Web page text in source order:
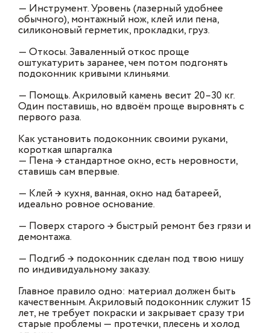
— Инструмент. Уровень (лазерный удобнее
обычного), монтажный нож, клей или пена,
силиконовый герметик, прокладки, груз.
— Откосы. Заваленный откос проще
оштукатурить заранее, чем потом подгонять
подоконник кривыми клиньями.
— Помощь. Акриловый камень весит 20–30 кг.
Один поставишь, но вдвоём проще выровнять с
первого раза.
Как установить подоконник своими руками,
короткая шпаргалка
— Пена → стандартное окно, есть неровности,
ставишь сам впервые.
— Клей → кухня, ванная, окно над батареей,
идеально ровное основание.
— Поверх старого → быстрый ремонт без грязи и
демонтажа.
— Подгиб → подоконник сделан под твою нишу
по индивидуальному заказу.
Главное правило одно: материал должен быть
качественным. Акриловый подоконник служит 15
лет, не требует покраски и закрывает сразу три
старые проблемы — протечки, плесень и холод